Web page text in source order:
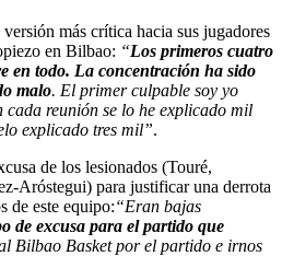
más crítica hacia sus jugadores
en Bilbao: “Los primeros cuatro
en todo. La concentración ha sido
malo. El primer culpable soy yo
reunión se lo he explicado mil
explicado tres mil”.
de los lesionados (Touré,
Aróstegui) para justificar una derrota
de este equipo:“Eran bajas
de excusa para el partido que
Bilbao Basket por el partido e irnos